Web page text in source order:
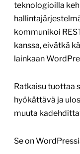
teknologioilla
kommunikoi
kanssa, eivätkä
lainkaan
Ratkaisu tuottaa
hyökättävä ja
muuta
Se on